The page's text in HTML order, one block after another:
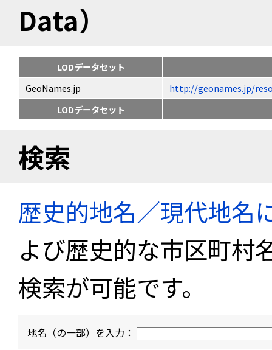
Data）
LODデータセット
GeoNames.jp
http://geonames.jp/
LODデータセット
検索
歴史的地名／現代地名
よび歴史的な市区町村
検索が可能です。
地名（の一部）を入力：